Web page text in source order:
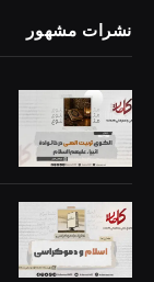
نشرات مشهور